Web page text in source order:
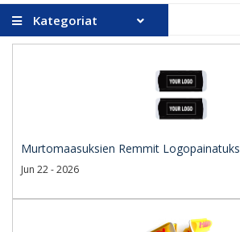
Kategoriat
Murtomaasuksien Remmit
Jun 22 - 2026